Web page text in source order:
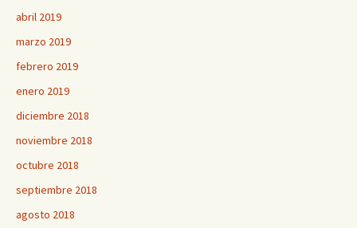
abril 2019
marzo 2019
febrero 2019
enero 2019
diciembre 2018
noviembre 2018
octubre 2018
septiembre 2018
agosto 2018